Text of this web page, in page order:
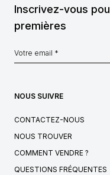
Inscrivez-vous
premières
NOUS SUIVRE
CONTACTEZ-NOUS
NOUS TROUVER
COMMENT VENDRE ?
QUESTIONS FRÉQUENTES